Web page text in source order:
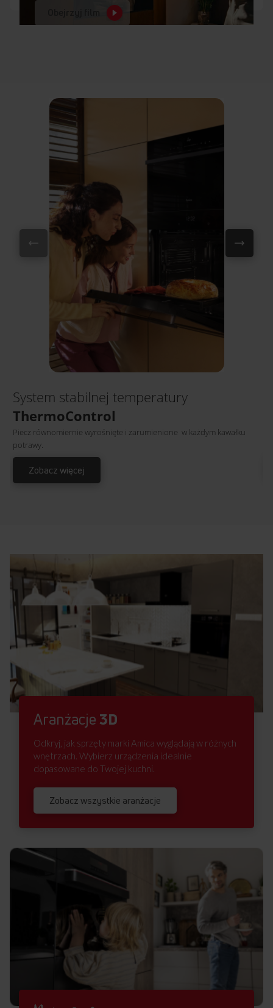
System stabilnej temperatury
ThermoControl
Piecz równomiernie wyrośnięte i zarumienione w każdym kawałku
potrawy.
Zobacz więcej
Aranżacje3D
Odkryj, jak sprzęty marki Amica wyglądają w różnych
wnętrzach. Wybierz urządzenia idealnie
dopasowane do Twojej kuchni.
Zobacz wszystkie aranżacje